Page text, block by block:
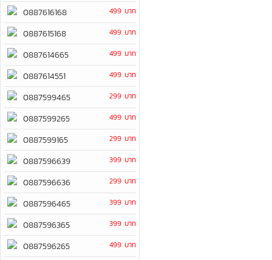
0887616168 499 บาท
0887615168 499 บาท
0887614665 499 บาท
0887614551 499 บาท
0887599465 299 บาท
0887599265 499 บาท
0887599165 299 บาท
0887596639 399 บาท
0887596636 299 บาท
0887596465 399 บาท
0887596365 399 บาท
0887596265 499 บาท